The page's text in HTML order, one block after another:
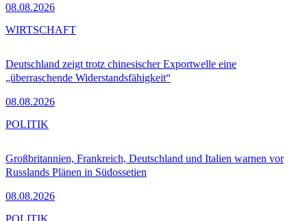
08.08.2026
Deutschland zeigt trotz chinesischer Exportwelle eine
„überraschende Widerstandsfähigkeit“
08.08.2026
WIRTSCHAFT
Großbritannien, Frankreich, Deutschland und Italien warnen vor
Russlands Plänen in Südossetien
08.08.2026
POLITIK
POLITIK